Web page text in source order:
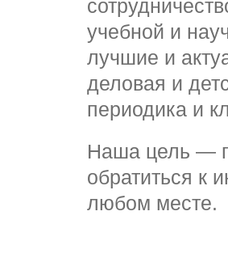
учебной и
лучшие и
деловая и
периодика и
Наша цель —
обратиться к
любом месте.